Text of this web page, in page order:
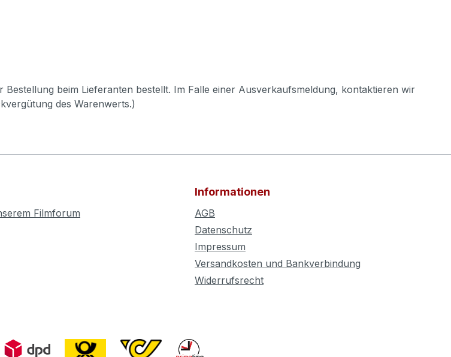
beim Lieferanten bestellt. Im Falle einer Ausverkaufsmeldung, kontaktieren wir
des Warenwerts.)
Filmforum
Informationen
AGB
Datenschutz
Impressum
Versandkosten und Bankverbindung
Widerrufsrecht